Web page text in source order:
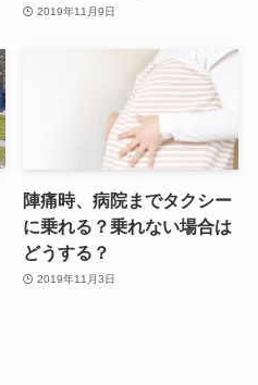
2019年11月9日
陣痛時、病院までタクシー
に乗れる？乗れない場合は
どうする？
2019年11月3日